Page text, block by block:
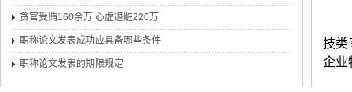
贪官受贿160余万 心虚退赃220万
职称论文发表成功应具备哪些条件
职称论文发表的期限规定
技类
企业